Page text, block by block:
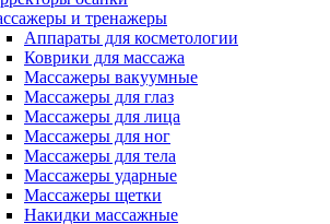
и тренажеры
Аппараты для косметологии
Коврики для массажа
Массажеры вакуумные
Массажеры для глаз
Массажеры для лица
Массажеры для ног
Массажеры для тела
Массажеры ударные
Массажеры щетки
Накидки массажные